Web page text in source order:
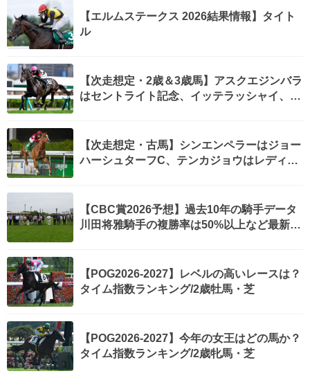
【エルムステークス 2026結果情報】タイト
ル
【次走想定・2歳＆3歳馬】アスクエジンバラ
はセントライト記念、イッテラッシャイ、ロ
日更新)
【次走想定・古馬】シンエンペラーはジョー
ハーシュターフC、テンカジョウはレディス
【CBC賞2026予想】過去10年の騎手データ
川田将雅騎手の複勝率は50%以上など最新情
【POG2026-2027】レベルの高いレースは？
タイム指数ランキング/2歳牡馬・芝
【POG2026-2027】今年の女王はどの馬か？
タイム指数ランキング/2歳牝馬・芝